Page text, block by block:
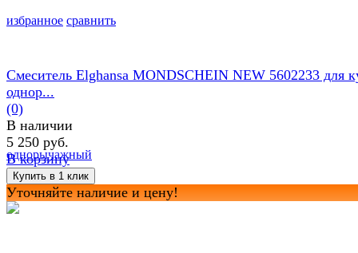
избранное сравнить
Смеситель Elghansa MONDSCHEIN NEW 5602233 для
однор...
(0)
В наличии
5 250 руб.
В корзину
Уточняйте наличие и цену!